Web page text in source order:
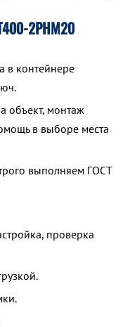
2РНМ20
в контейнере
объект, монтаж
в выборе места
выполняем ГОСТ
проверка